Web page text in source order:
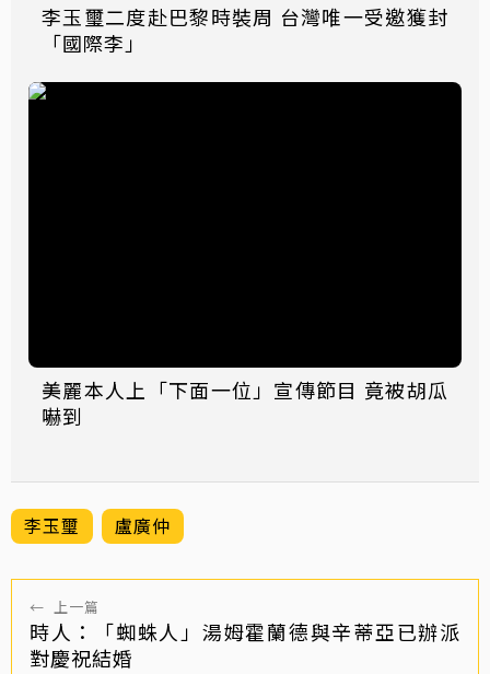
李玉璽二度赴巴黎時裝周 台灣唯一受邀獲封
「國際李」
美麗本人上「下面一位」宣傳節目 竟被胡瓜
嚇到
李玉璽 盧廣仲
← 上一篇
時人：「蜘蛛人」湯姆霍蘭德與辛蒂亞已辦派
對慶祝結婚